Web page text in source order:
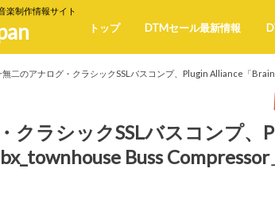
楽制作情報サイト
トップ DTMセール最新情報
無二のアナログ・クラシックSSLバスコンプ、Plugin Alliance「
クラシックSSLバスコンプ、
Buss